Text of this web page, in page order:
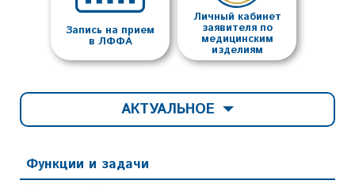
Запись на прием
в ЛФФА
Личный кабинет
заявителя по
медицинским
изделиям
Функции и задачи
АКТУАЛЬНОЕ